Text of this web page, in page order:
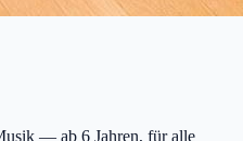
— ab 6 Jahren, für alle